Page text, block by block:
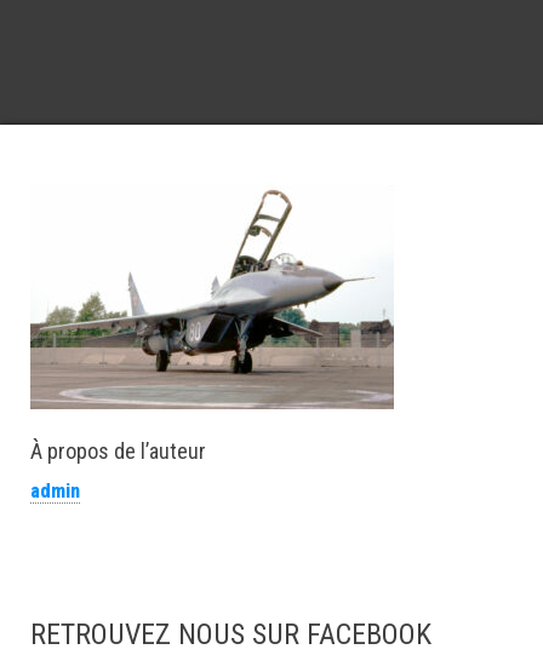
À propos de l’auteur
admin
RETROUVEZ NOUS SUR FACEBOOK